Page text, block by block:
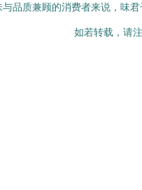
品质兼顾的消费者来说，味君
如若转载，请